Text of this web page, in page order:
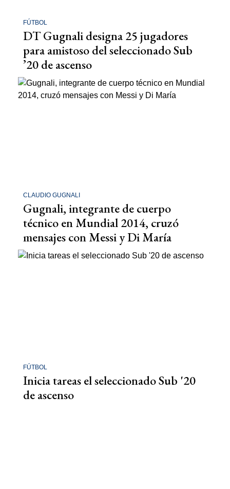
FÚTBOL
DT Gugnali designa 25 jugadores
para amistoso del seleccionado Sub
’20 de ascenso
CLAUDIO GUGNALI
Gugnali, integrante de cuerpo
técnico en Mundial 2014, cruzó
mensajes con Messi y Di María
FÚTBOL
Inicia tareas el seleccionado Sub '20
de ascenso